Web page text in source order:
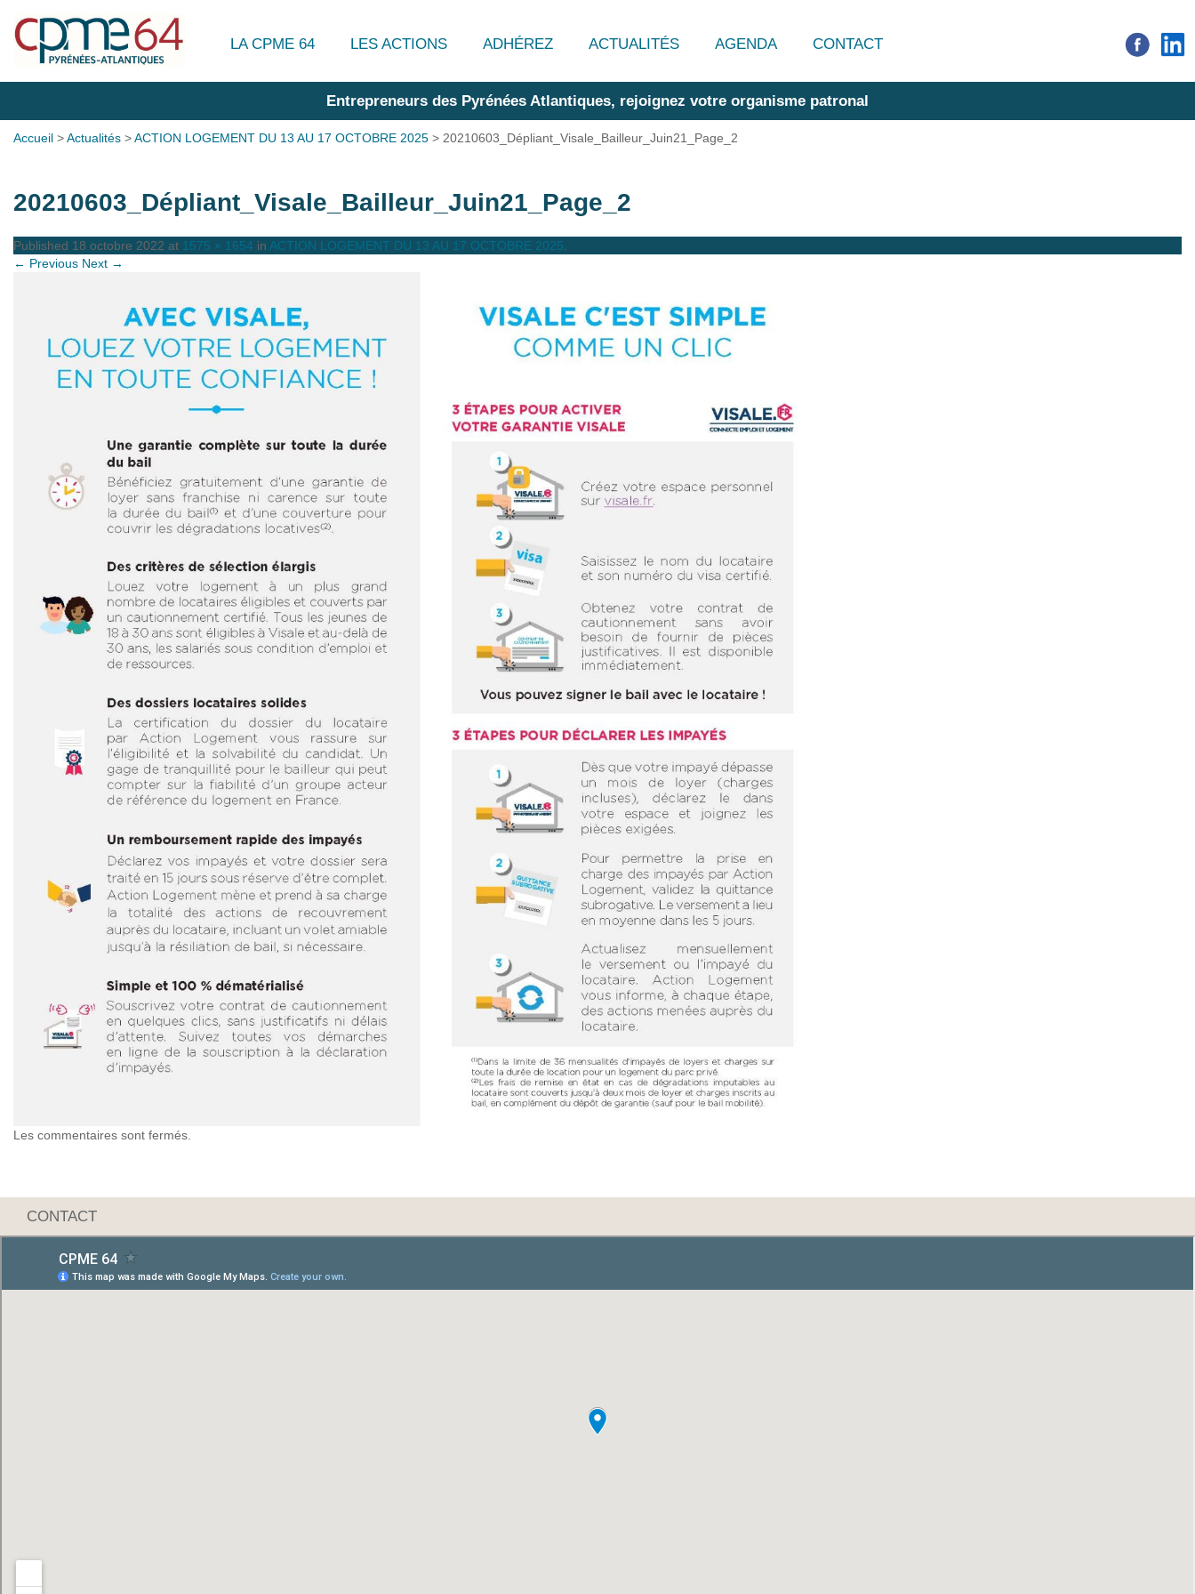
LA CPME 64 LES ACTIONS ADHÉREZ ACTUALITÉS AGENDA CONTACT
Entrepreneurs des Pyrénées Atlantiques, rejoignez votre organisme patronal
Accueil >Actualités >ACTION LOGEMENT DU 13 AU 17 OCTOBRE 2025 > 20210603_Dépliant_Visale_Bailleur_Juin21_Page_2
20210603_Dépliant_Visale_Bailleur_Juin21_Page_2
Published 18 octobre 2022 at 1575 × 1654 in ACTION LOGEMENT DU 13 AU 17 OCTOBRE 2025
← Previous Next →
Les commentaires sont fermés.
CONTACT